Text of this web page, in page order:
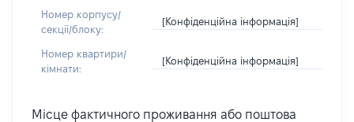
Номер корпусу/
секції/блоку:
[Конфіденційна інформація]
Номер квартири/
кімнати:
[Конфіденційна інформація]
Місце фактичного проживання або поштова